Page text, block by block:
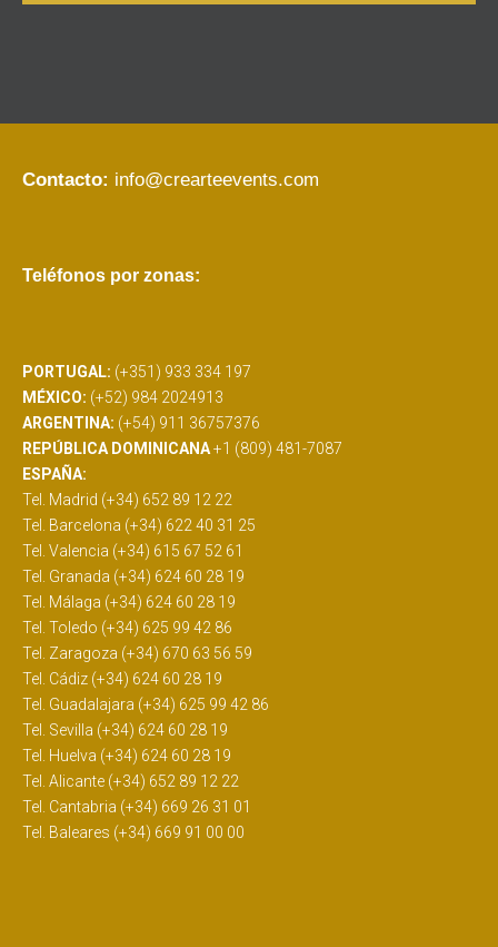
Contacto: info@crearteevents.com
Teléfonos por zonas:
PORTUGAL: (+351) 933 334 197
MÉXICO: (+52) 984 2024913
ARGENTINA: (+54) 911 36757376
REPÚBLICA DOMINICANA+1 (809) 481-7087
ESPAÑA:
Tel. Madrid (+34) 652 89 12 22
Tel. Barcelona (+34) 622 40 31 25
Tel. Valencia (+34) 615 67 52 61
Tel. Granada (+34) 624 60 28 19
Tel. Málaga (+34) 624 60 28 19
Tel. Toledo (+34) 625 99 42 86
Tel. Zaragoza (+34) 670 63 56 59
Tel. Cádiz (+34) 624 60 28 19
Tel. Guadalajara (+34) 625 99 42 86
Tel. Sevilla (+34) 624 60 28 19
Tel. Huelva (+34) 624 60 28 19
Tel. Alicante (+34) 652 89 12 22
Tel. Cantabria (+34) 669 26 31 01
Tel. Baleares (+34) 669 91 00 00